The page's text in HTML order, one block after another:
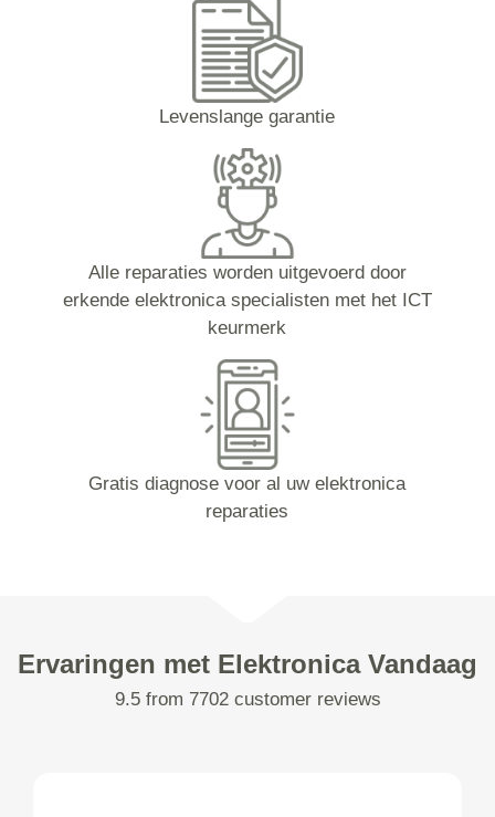
Levenslange garantie
Alle reparaties worden uitgevoerd door
erkende elektronica specialisten met het ICT
keurmerk
Gratis diagnose voor al uw elektronica
reparaties
Ervaringen met Elektronica Vandaag
9.5 from 7702 customer reviews